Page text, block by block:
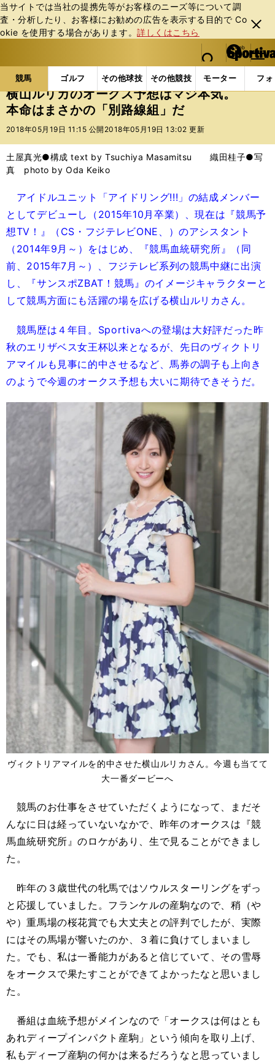
当サイトでは当社の提携先等がお客様のニーズ等について調
査・分析したり、お客様にお勧めの広告を表⽰する⽬的で Co
okie を使⽤する場合があります。詳しくはこちら
閉じ
る
web Sportiva (webスポルティーバ)
検索
マイペ
ー
ジ
メニュ
競馬 ゴルフ その他球技 その他競技 モーター フ
b
ス
ポ
ル
バ
競馬の記事一覧 競馬 横山ルリカのオークス予想は
横山ルリカのオークス予想はマジ本気。
本命はまさかの「別路線組」だ
2018年05月19日 11:15 公開 2018年05月19日 13:02 更新
土屋真光●構成 text by Tsuchiya Masamitsu 織田桂子●写
真 photo by Oda Keiko
アイドルユニット「アイドリング!!!」の結成メンバー
としてデビューし（2015年10月卒業）、現在は『競馬予
想TV！』（CS・フジテレビONE、）のアシスタント
（2014年9月～）をはじめ、『競馬血統研究所』（同
前、2015年7月～）、フジテレビ系列の競馬中継に出演
し、『サンスポZBAT！競馬』のイメージキャラクターと
して競馬方面にも活躍の場を広げる横山ルリカさん。
競馬歴は４年目。Sportivaへの登場は大好評だった昨
秋のエリザベス女王杯以来となるが、先日のヴィクトリ
アマイルも見事に的中させるなど、馬券の調子も上向き
のようで今週のオークス予想も大いに期待できそうだ。
ヴィクトリアマイルを的中させた横山ルリカさん。今週も当てて
大一番ダービーへ
競馬のお仕事をさせていただくようになって、まだそ
んなに日は経っていないなかで、昨年のオークスは『競
馬血統研究所』のロケがあり、生で見ることができまし
た。
昨年の３歳世代の牝馬ではソウルスターリングをずっ
と応援していました。フランケルの産駒なので、稍（や
や）重馬場の桜花賞でも大丈夫との評判でしたが、実際
にはその馬場が響いたのか、３着に負けてしまいまし
た。でも、私は一番能力があると信じていて、その雪辱
をオークスで果たすことができてよかったなと思いまし
た。
番組は血統予想がメインなので「オークスは何はとも
あれディープインパクト産駒」という傾向を取り上げ、
私もディープ産駒の何かは来るだろうなと思っていまし